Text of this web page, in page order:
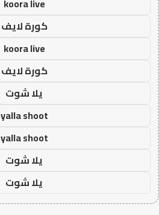
كورة لايف
koora live
كورة لايف
يلا شوت
yalla shoot
yalla shoot
يلا شوت
يلا شوت